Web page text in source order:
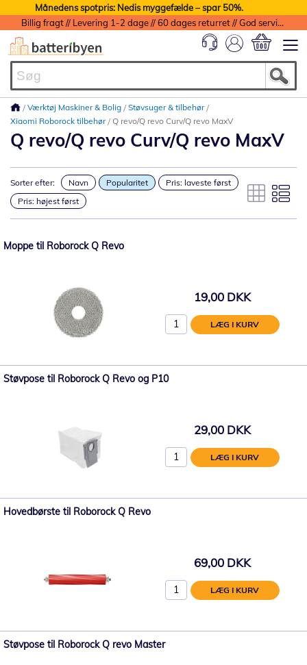
Månedens spotpris: Nedis myggefælde – spar 50%.
Billig fragt // Levering 1-2 dage // 60 dages returret // God service med garanti
Værktøj Maskiner & Bolig
Støvsuger & tilbehør
Xiaomi Roborock tilbehør Q revo/Q revo Curv/Q revo MaxV
Q revo/Q revo Curv/Q revo MaxV
Sorter efter: Navn Popularitet
Pris: laveste først
Pris: højest først
Moppe til Roborock Q Revo
19,00 DKK
LÆG I KURV
Støvpose til Roborock Q Revo og P10
29,00 DKK
LÆG I KURV
Hovedbørste til Roborock Q Revo
69,00 DKK
LÆG I KURV
Støvpose til Roborock Q revo Master